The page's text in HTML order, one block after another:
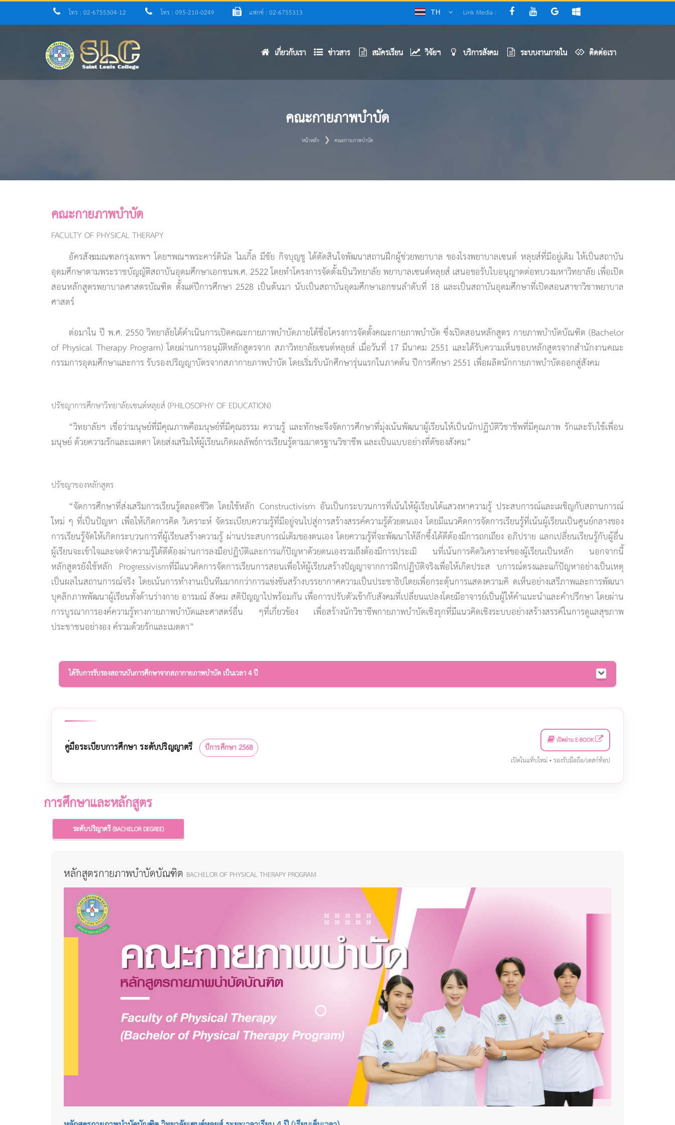
โทร : 02-6755304-12 โทร : 095-210-0249 แฟกซ์ : 02-6755313 TH Link Media :
เกี่ยวกับเรา ข่าวสาร สมัครเรียน วิจัยฯ บริการสังคม ระบบงานภายใน ติดต่อเรา
คณะกายภาพบำบัด
หน้าหลัก คณะกายภาพบำบัด
คณะกายภาพบำบัด
FACULTY OF PHYSICAL THERAPY
อัครสังฆมณฑลกรุงเทพฯ โดยฯพณฯพระคาร์ดินัล ไมเกิ้ล มีชัย กิจบุญชู ได้ตัดสินใจพัฒนาสถานฝึกผู้ช่วยพยาบาล ของโรงพยาบาลเซนต์ หลุยส์ที่มีอยู่เดิม ให้เป็นสถาบัน
อุดมศึกษาตามพระราชบัญญัติสถาบันอุดมศึกษาเอกชนพ.ศ. 2522 โดยทำโครงการจัดตั้งเป็นวิทยาลัย พยาบาลเซนต์หลุยส์ เสนอขอรับใบอนุญาตต่อทบวงมหาวิทยาลัย เพื่อเปิด
สอนหลักสูตรพยาบาลศาสตรบัณฑิต ตั้งแต่ปีการศึกษา 2528 เป็นต้นมา นับเป็นสถาบันอุดมศึกษาเอกชนลำดับที่ 18 และเป็นสถาบันอุดมศึกษาที่เปิดสอนสาขาวิชาพยาบาล
ศาสตร์
ต่อมาใน ปี พ.ศ. 2550 วิทยาลัยได้ดำเนินการเปิดคณะกายภาพบำบัดภายใต้ชื่อโครงการจัดตั้งคณะกายภาพบำบัด ซึ่งเปิดสอนหลักสูตร กายภาพบำบัดบัณฑิต (Bachelor
of Physical Therapy Program) โดยผ่านการอนุมัติหลักสูตรจาก สภาวิทยาลัยเซนต์หลุยส์ เมื่อวันที่ 17 มีนาคม 2551 และได้รับความเห็นชอบหลักสูตรจากสำนักงานคณะ
กรรมการอุดมศึกษาและการ รับรองปริญญาบัตรจากสภากายภาพบำบัด โดยเริ่มรับนักศึกษารุ่นแรกในภาคต้น ปีการศึกษา 2551 เพื่อผลิตนักกายภาพบำบัดออกสู่สังคม
ปรัชญาการศึกษาวิทยาลัยเซนต์หลุยส์ (PHILOSOPHY OF EDUCATION)
“วิทยาลัยฯ เชื่อว่ามนุษย์ที่มีคุณภาพคือมนุษย์ที่มีคุณธรรม ความรู้ และทักษะจึงจัดการศึกษาที่มุ่งเน้นพัฒนาผู้เรียนให้เป็นนักปฏิบัติวิชาชีพที่มีคุณภาพ รักและรับใช้เพื่อน
มนุษย์ ด้วยความรักและเมตตา โดยส่งเสริมให้ผู้เรียนเกิดผลลัพธ์การเรียนรู้ตามมาตรฐานวิชาชีพ และเป็นแบบอย่างที่ดัของสังคม”
ปรัชญาของหลักสูตร
“จัดการศึกษาที่ส่งเสริมการเรียนรู้ตลอดชีวิต โดยใช้หลัก Constructivism อันเป็นกระบวนการที่เน้นให้ผู้เรียนได้แสวงหาความรู้ ประสบการณ์และเผชิญกับสถานการณ์
ใหม่ ๆ ที่เป็นปัญหา เพื่อให้เกิดการคิด วิเคราะห์ จัดระเบียบความรู้ที่มีอยู่จนไปสู่การสร้างสรรค์ความรู้ด้วยตนเอง โดยมีแนวคิดการจัดการเรียนรู้ที่เน้นผู้เรียนเป็นศูนย์กลางของ
การเรียนรู้จัดให้เกิดกระบวนการที่ผู้เรียนสร้างความรู้ ผ่านประสบการณ์เดิมของตนเอง โดยความรู้ที่จะพัฒนาให้ลึกซึ้งได้ดีต้องมีการถกเถียง อภิปราย แลกเปลี่ยนเรียนรู้กับผู้อื่น
ผู้เรียนจะเข้าใจและจดจำความรู้ได้ดีต้องผ่านการลงมือปฏิบัติและการแก้ปัญหาด้วยตนเองรวมถึงต้องมีการประเมิ นที่เน้นการคิดวิเคราะห์ของผู้เรียนเป็นหลัก นอกจากนี้
หลักสูตรยังใช้หลัก Progressivismที่มีแนวคิดการจัดการเรียนการสอนเพื่อให้ผู้เรียนสร้างปัญญาจากการฝึกปฏิบัติจริงเพื่อให้เกิดประส บการณ์ตรงและแก้ปัญหาอย่างเป็นเหตุ
เป็นผลในสถานการณ์จริง โดยเน้นการทำงานเป็นทีมมากกว่าการแข่งขันสร้างบรรยากาศความเป็นประชาธิปไตยเพื่อกระตุ้นการแสดงความคิ ดเห็นอย่างเสรีภาพและการพัฒนา
บุคลิกภาพพัฒนาผู้เรียนทั้งด้านร่างกาย อารมณ์ สังคม สติปัญญาไปพร้อมกัน เพื่อการปรับตัวเข้ากับสังคมที่เปลี่ยนแปลงโดยมีอาจารย์เป็นผู้ให้คำแนะนำและคำปรึกษา โดยผ่าน
การบูรณาการองค์ความรู้ทางกายภาพบำบัดและศาสตร์อื่น ๆที่เกี่ยวข้อง เพื่อสร้างนักวิชาชีพกายภาพบำบัดเชิงรุกที่มีแนวคิดเชิงระบบอย่างสร้างสรรค์ในการดูแลสุขภาพ
ประชาชนอย่างอง ค์รวมด้วยรักและเมตตา”
ได้รับการรับรองสถานบันการศึกษาจากสภากายภาพบำบัด เป็นเวลา 4 ปี
คู่มือระเบียบการศึกษา ระดับปริญญาตรี ปีการศึกษา 2568
เปิดอ่าน E-BOOK
เปิดในแท็บใหม่ • รองรับมือถือ/เดสก์ท็อป
การศึกษาและหลักสูตร
ระดับปริญาตรี(BACHELOR DEGREE)
หลักสูตรกายภาพบำบัดบัณฑิต BACHELOR OF PHYSICAL THERAPY PROGRAM